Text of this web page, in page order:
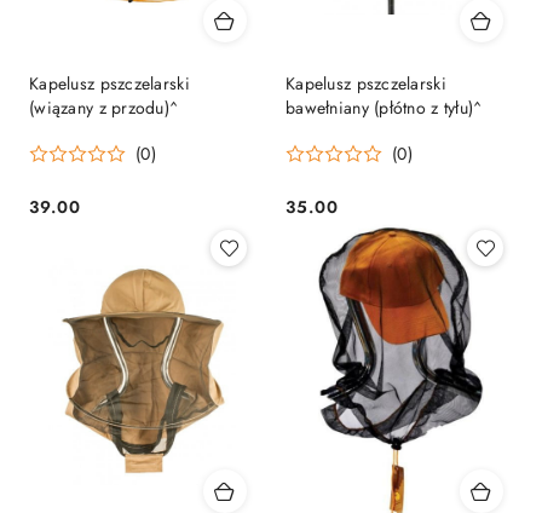
Kapelusz pszczelarski
(wiązany z przodu)^
(0)
Cena:
39.00
Kapelusz pszczelarski
bawełniany (płótno z tyłu)^
(0)
Cena:
35.00